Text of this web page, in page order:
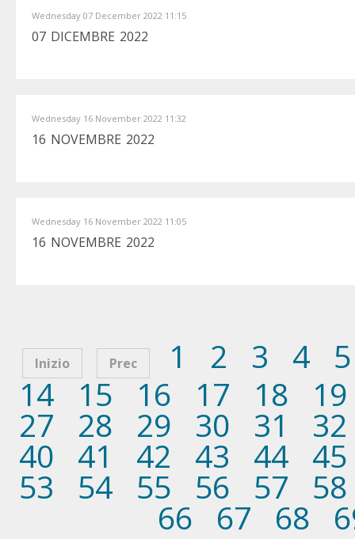
Wednesday 07 December 2022 11:15
07 DICEMBRE 2022
Wednesday 16 November 2022 11:32
16 NOVEMBRE 2022
Wednesday 16 November 2022 11:05
16 NOVEMBRE 2022
Inizio Prec 1 2 3 4
5
14
15 16 17 18 19
27 28 29 30 31 32
40 41 42 43 44 45
53 54 55 56 57 58
66 67 68